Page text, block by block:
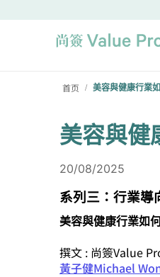
首页 / 美容與健康行業
美容與健
20/08/2025
系列三：行業導
美容與健康行業如
撰文 : 尚簽Value
黃子健Michael